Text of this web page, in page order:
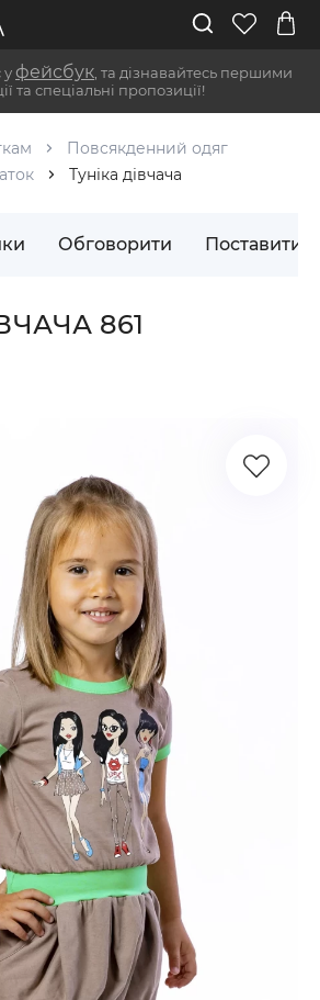
у фейсбук , та дізнавайтесь першими
та спеціальні пропозиції!
Повсякденний одяг
Туніка дівчача
Обговорити Поставити
861